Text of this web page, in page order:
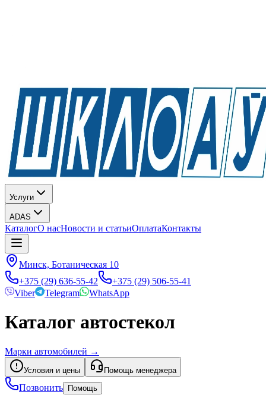
Услуги
ADAS
КаталогО насНовости и статьиОплатаКонтакты
Минск, Ботаническая 10
+375 (29) 636-55-42
+375 (29) 506-55-41
Viber
Telegram WhatsApp
Каталог автостекол
Марки автомобилей →
Условия и цены Помощь менеджера
Позвонить Помощь